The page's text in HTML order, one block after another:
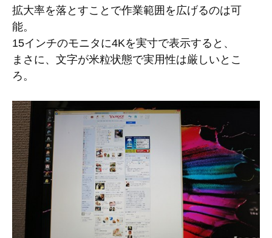
拡大率を落とすことで作業範囲を広げるのは可
能。
15インチのモニタに4Kを実寸で表示すると、
まさに、文字が米粒状態で実用性は厳しいとこ
ろ。